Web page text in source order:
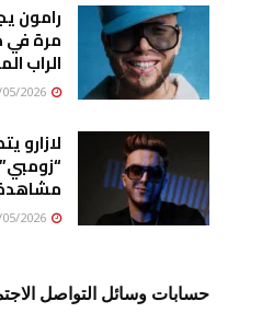
رامون
مرة في
الراب
لازارو
حسابات وسائل التواصل